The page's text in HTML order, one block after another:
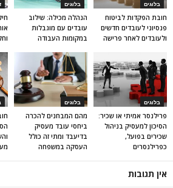
בלוגים
הנהלה מכילה: שילוב
עובדים עם מוגבלות
במקומות העבודה
בלוגים
חובת הפקדות לביטוח
פנסיוני לעובדים חדשים
ולעובדים לאחר פרישה
בלוגים
מהם המבחנים להכרה
ביחסי עובד מעסיק
בדיעבד ומתי זה כולל
העסקה במשפחה
בלוגים
פרילנסר אמיתי או שכיר:
הסיכון למעסיק בניהול
שכירים בפועל,
כפרילנסרים
אין תגובות